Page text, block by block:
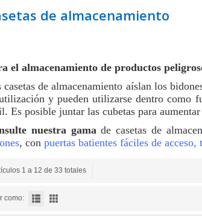
de almacenamiento
el almacenamiento de productos
casetas de almacenamiento aíslan los
y pueden utilizarse dentro como
Es posible juntar las cubetas para
nuestra gamade casetas de
, con puertas batientes fáciles de
1 a 12 de 33 totales
como: